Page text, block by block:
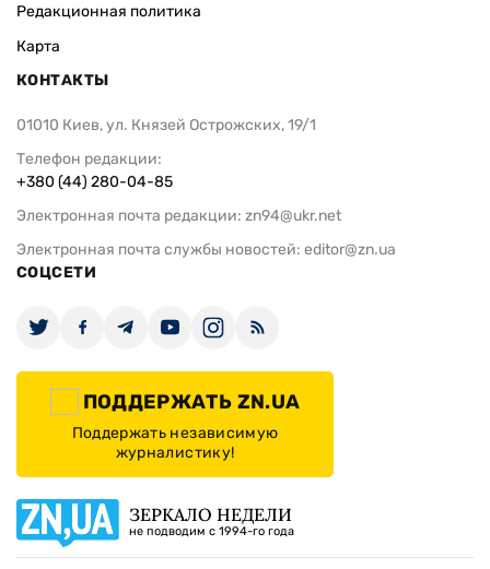
Редакционная политика
Карта
КОНТАКТЫ
01010 Киев, ул. Князей Острожских, 19/1
Телефон редакции:
+380 (44) 280-04-85
Электронная почта редакции: zn94@ukr.net
Электронная почта службы новостей: editor@zn.ua
СОЦСЕТИ
ПОДДЕРЖАТЬ ZN.UA
Поддержать независимую
журналистику!
ЗЕРКАЛО НЕДЕЛИ
не подводим с 1994-го года